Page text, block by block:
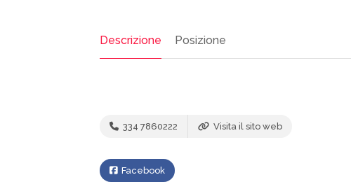
Descrizione Posizione
334 7860222 Visita il sito web
Facebook